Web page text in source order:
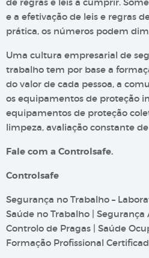
e a efetivação de leis e regras
prática, os números podem
Uma cultura empresarial de
trabalho tem por base a
do valor de cada pessoa, a
os equipamentos de proteção
equipamentos de proteção
limpeza, avaliação constante
Fale com a Controlsafe.
Controlsafe
Segurança no Trabalho –
Saúde no Trabalho |
Controlo de Pragas | Saúde
Formação Profissional